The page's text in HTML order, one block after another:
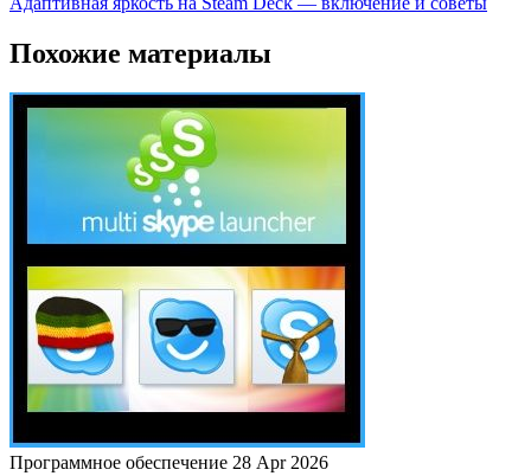
Похожие материалы
Программное обеспечение 28 Apr 2026